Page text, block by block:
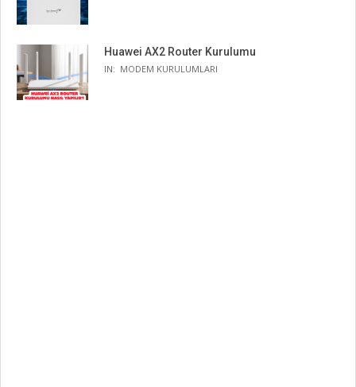
Huawei AX2 Router Kurulumu
IN: MODEM KURULUMLARI